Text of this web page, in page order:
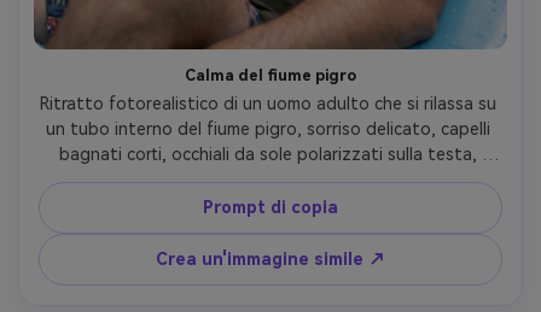
Calma del fiume pigro
Ritratto fotorealistico di un uomo adulto che si rilassa su
un tubo interno del fiume pigro, sorriso delicato, capelli
bagnati corti, occhiali da sole polarizzati sulla testa,
camicia di lino aperta a maniche corte sopra pantaloni da
bagno, verde tropicale e riflessi dell'acqua morbida dietro
di lui, diffusione morbida a mezzogiorno, Canon EOS R5,
50mm f/1.8, separazione di sfondo pulita, inquadratura
del ritratto ravvicinato, umore estivo calmo, struttura
Prompt di copia
Crea un'immagine simile ↗